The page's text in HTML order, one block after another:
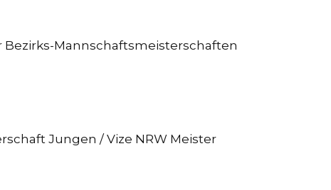
Bezirks-Mannschaftsmeisterschaften
Jungen / Vize NRW Meister